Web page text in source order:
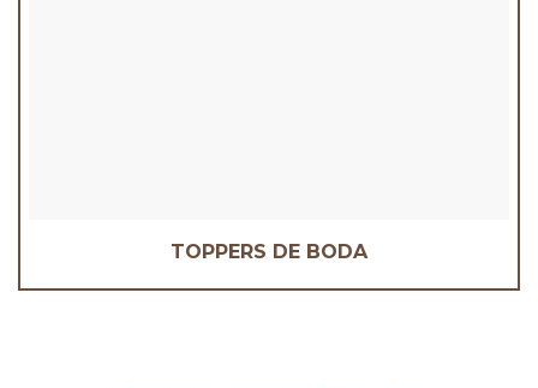
TOPPERS DE BODA